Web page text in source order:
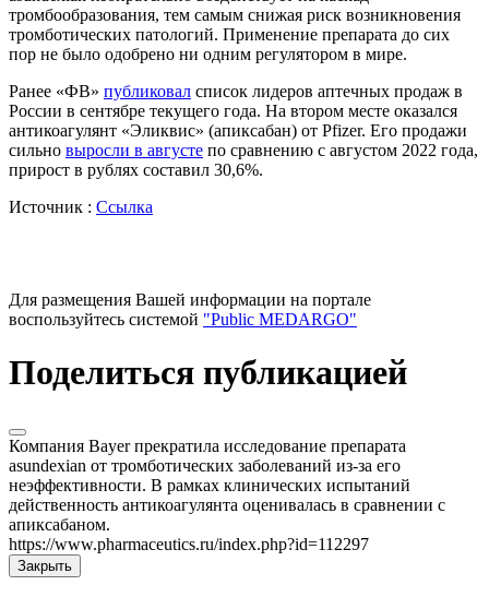
тромбообразования, тем самым снижая риск возникновения
тромботических патологий. Применение препарата до сих
пор не было одобрено ни одним регулятором в мире.
Ранее «ФВ» публиковал список лидеров аптечных продаж в
России в сентябре текущего года. На втором месте оказался
антикоагулянт «Эликвис» (апиксабан) от Pfizer. Его продажи
сильно выросли в августе по сравнению с августом 2022 года,
прирост в рублях составил 30,6%.
Источник : Ссылка
Для размещения Вашей информации на портале
воспользуйтесь системой "Public MEDARGO"
Поделиться публикацией
Компания Bayer прекратила исследование препарата
asundexian от тромботических заболеваний из-за его
неэффективности. В рамках клинических испытаний
действенность антикоагулянта оценивалась в сравнении с
апиксабаном.
https://www.pharmaceutics.ru/index.php?id=112297
Закрыть